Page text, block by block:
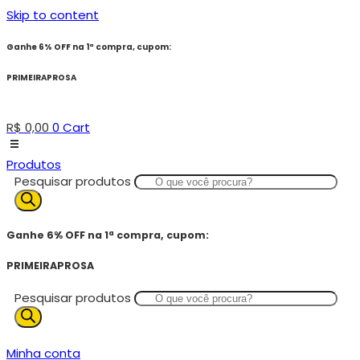
Skip to content
Ganhe 6% OFF na 1ª compra, cupom:
PRIMEIRAPROSA
R$ 0,00 0 Cart
Produtos
Pesquisar produtos
Ganhe 6% OFF na 1ª compra, cupom:
PRIMEIRAPROSA
Pesquisar produtos
Minha conta